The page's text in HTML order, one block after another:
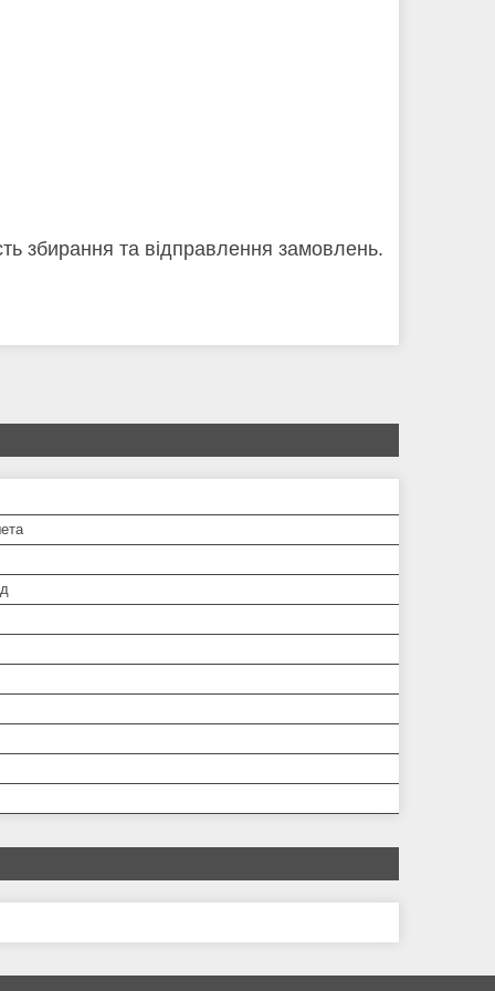
збирання та відправлення замовлень.